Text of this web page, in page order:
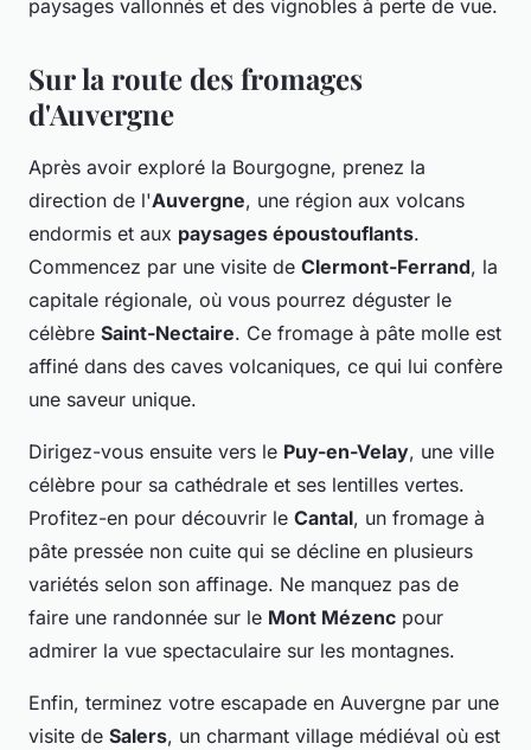
paysages vallonnés et des vignobles à perte de vue.
Sur la route des fromages
d'Auvergne
Après avoir exploré la Bourgogne, prenez la
direction de l'Auvergne, une région aux volcans
endormis et aux paysages époustouflants.
Commencez par une visite de Clermont-Ferrand, la
capitale régionale, où vous pourrez déguster le
célèbre Saint-Nectaire. Ce fromage à pâte molle est
affiné dans des caves volcaniques, ce qui lui confère
une saveur unique.
Dirigez-vous ensuite vers le Puy-en-Velay, une ville
célèbre pour sa cathédrale et ses lentilles vertes.
Profitez-en pour découvrir le Cantal, un fromage à
pâte pressée non cuite qui se décline en plusieurs
variétés selon son affinage. Ne manquez pas de
faire une randonnée sur le Mont Mézenc pour
admirer la vue spectaculaire sur les montagnes.
Enfin, terminez votre escapade en Auvergne par une
visite de Salers, un charmant village médiéval où est